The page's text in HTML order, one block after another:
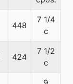
448
7 1/4
c
424
7 1/2
c